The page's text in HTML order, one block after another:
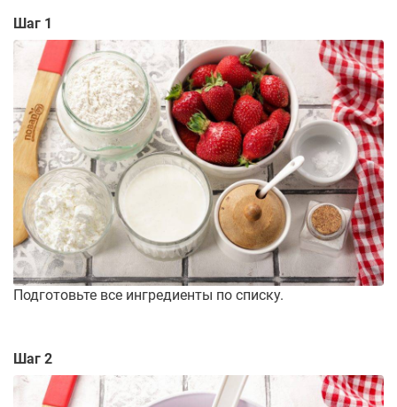
Шаг 1
Подготовьте все ингредиенты по списку.
Шаг 2